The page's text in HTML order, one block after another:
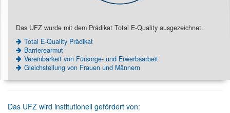
Das UFZ wurde mit dem Prädikat Total E-Quality ausgezeichnet.
Total E-Quality Prädikat
Barrierearmut
Vereinbarkeit von Fürsorge- und Erwerbsarbeit
Gleichstellung von Frauen und Männern
Das UFZ wird institutionell gefördert von: